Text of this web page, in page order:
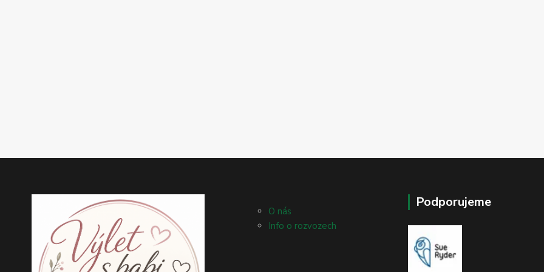
O nás
Info o rozvozech
Podporujeme